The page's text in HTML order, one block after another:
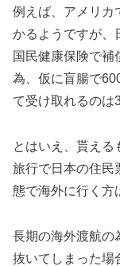
例えば、アメリカ
かるようですが、
国民健康保険で補
為、仮に盲腸で
て受け取れるのは
とはいえ、貰える
旅行で日本の住民
態で海外に行く方
長期の海外渡航の
抜いてしまった場